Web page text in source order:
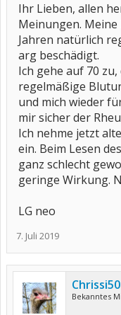
Ihr Lieben, allen
Meinungen.
Jahren natürlich
arg beschädigt.
Ich gehe auf 70
regelmäßige
und mich wieder
mir sicher der
Ich nehme jetzt
ein. Beim Lesen
ganz schlecht
geringe Wirkung.
LG neo
7. Juli 2019
Chrissi50
Bekanntes